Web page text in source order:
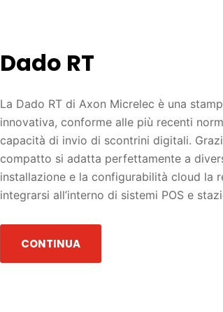
Dado RT
La Dado RT di Axon Micrelec è una
innovativa, conforme alle più recenti
capacità di invio di scontrini digitali.
compatto si adatta perfettamente a
installazione e la configurabilità cloud la
integrarsi all’interno di sistemi POS e
CONTINUA